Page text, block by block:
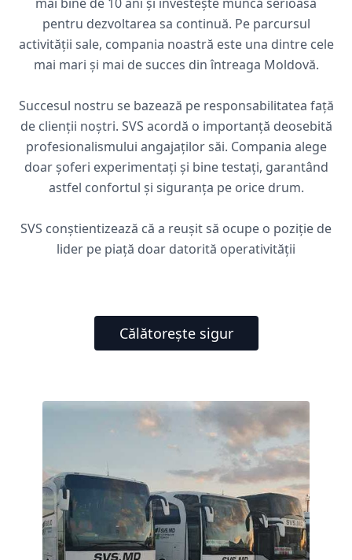
pentru dezvoltarea sa continuă. Pe parcursul
activității sale, compania noastră este una dintre cele
mai mari și mai de succes din întreaga Moldovă.
Succesul nostru se bazează pe responsabilitatea față
de clienții noștri. SVS acordă o importanță deosebită
profesionalismului angajaților săi. Compania alege
doar șoferi experimentați și bine testați, garantând
astfel confortul și siguranța pe orice drum.
SVS conștientizează că a reușit să ocupe o poziție de
lider pe piață doar datorită operativității
Călătorește sigur